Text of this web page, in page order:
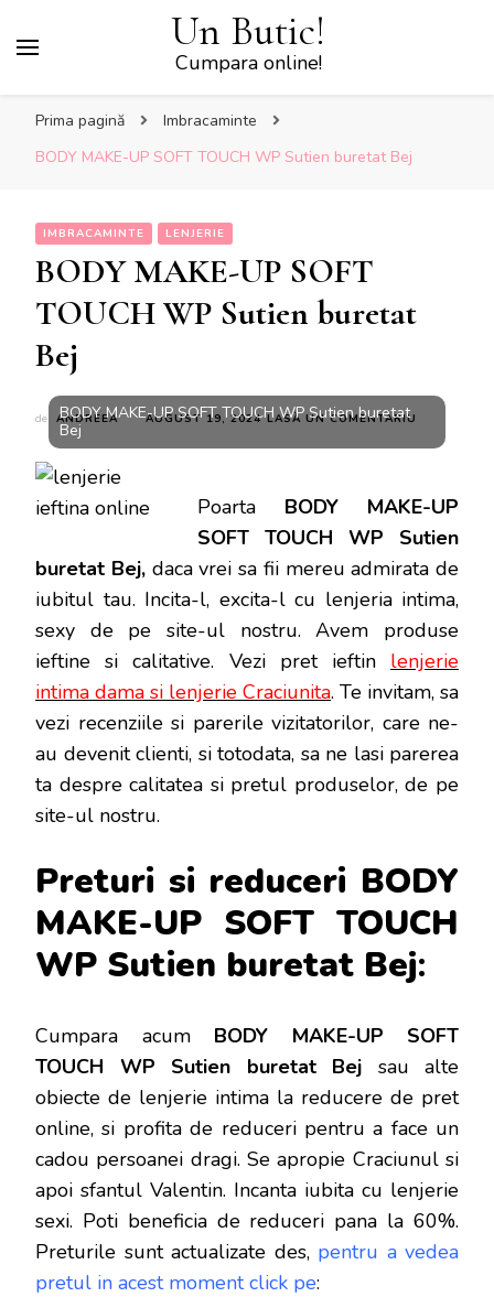
Un Butic!
Cumpara online!
Prima pagină
Imbracaminte
BODY MAKE-UP SOFT TOUCH WP Sutien buretat Bej
IMBRACAMINTE LENJERIE
BODY MAKE-UP SOFT
TOUCH WP Sutien buretat
Bej
de ANDREEA AUGUST 19, 2024 LASĂ UN COMENTARIU
BODY
SOFT
TOUCH
WP
BURETAT
BEJ
BODY MAKE-UP SOFT TOUCH WP Sutien buretat
Bej
Poarta BODY MAKE-UP
SOFT TOUCH WP Sutien
buretat Bej,daca vrei sa fii mereu admirata de
iubitul tau. Incita-l, excita-l cu lenjeria intima,
sexy de pe site-ul nostru. Avem produse
ieftine si calitative. Vezi pret ieftin lenjerie
intima dama si lenjerie Craciunita. Te invitam, sa
vezi recenziile si parerile vizitatorilor, care ne-
au devenit clienti, si totodata, sa ne lasi parerea
ta despre calitatea si pretul produselor, de pe
site-ul nostru.
Preturi si reduceri BODY
MAKE-UP SOFT TOUCH
WP Sutien buretat Bej:
Cumpara acum BODY MAKE-UP SOFT
TOUCH WP Sutien buretat Bej sau alte
obiecte de lenjerie intima la reducere de pret
online, si profita de reduceripentru a face un
cadou persoanei dragi. Se apropie Craciunul si
apoi sfantul Valentin. Incanta iubita cu lenjerie
sexi. Poti beneficia de reduceri pana la 60%.
Preturile sunt actualizate des, pentru a vedea
pretul in acest moment click pe: